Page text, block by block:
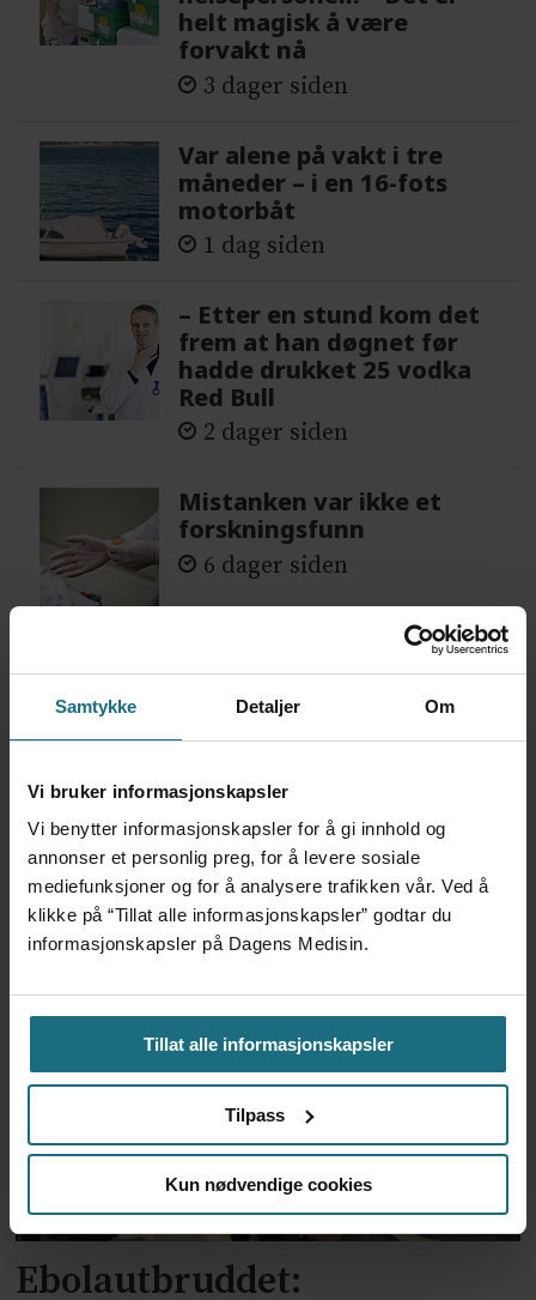
Samtykke Detaljer Om
Vi bruker informasjonskapsler
Vi benytter informasjonskapsler for å gi innhold og
annonser et personlig preg, for å levere sosiale
mediefunksjoner og for å analysere trafikken vår. Ved å
klikke på “Tillat alle informasjonskapsler” godtar du
informasjonskapsler på Dagens Medisin.
Tillat alle informasjonskapsler
Tilpass
Kun nødvendige cookies
helt magisk å være
forvakt nå
3 dager siden
Var alene på vakt i tre
måneder – i en 16-fots
motorbåt
1 dag siden
– Etter en stund kom det
frem at han døgnet før
hadde drukket 25 vodka
Red Bull
2 dager siden
Mistanken var ikke et
forskningsfunn
6 dager siden
Har halvert reinnleggelser
etter pilotprosjekt
Ebolautbruddet: